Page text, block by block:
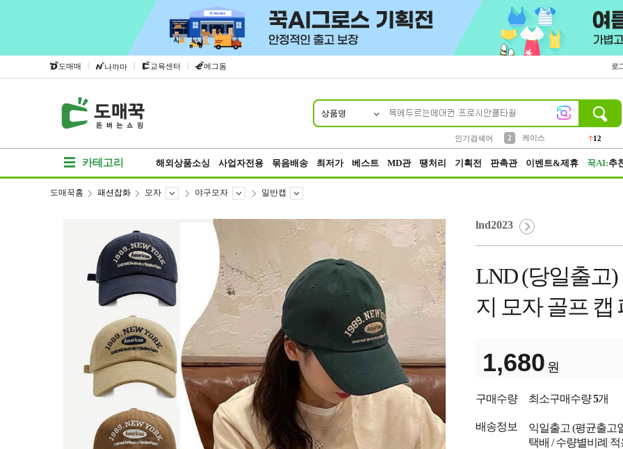
도매매 | 나까마 | 교육센터 | 에그돔 로
상품명
인기검색어
2 케이스
3
생수 454
카테고리 해외상품소싱 사업자전용 묶음배송 최저가 베스트 MD관 땡처리 기획전 판촉관 이벤트&제휴 꾹AI:추
도매꾹홈 패션잡화 모자 야구모자 일반캡
lnd2023
LND (당일출고)
지 모자 골프 캡
1,680 원
구매수량 최소구매수량5개
배송정보 익일출고 (평균출고
택배 / 수량별비례